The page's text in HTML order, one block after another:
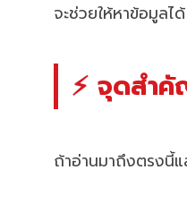
จะช่วยให้หาข้อมูลไ
⚡ จุดสำ
ถ้าอ่านมาถึงตรงนี้